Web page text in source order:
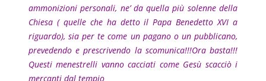
ammonizioni personali, ne’ da quella più solenne della
Chiesa ( quelle che ha detto il Papa Benedetto XVI a
riguardo), sia per te come un pagano o un pubblicano,
prevedendo e prescrivendo la scomunica!!!Ora basta!!!
Questi menestrelli vanno cacciati come Gesù scacciò i
mercanti dal tempio